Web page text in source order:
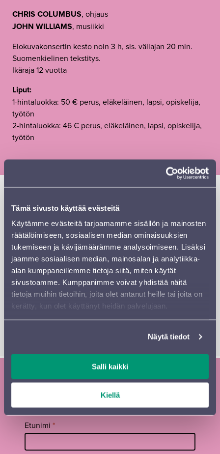
Tämä sivusto käyttää evästeitä
Käytämme evästeitä tarjoamamme sisällön ja mainosten
räätälöimiseen, sosiaalisen median ominaisuuksien
tukemiseen ja kävijämäärämme analysoimiseen. Lisäksi
jaamme sosiaalisen median, mainosalan ja analytiikka-
alan kumppaneillemme tietoja siitä, miten käytät
sivustoamme. Kumppanimme voivat yhdistää näitä
tietoja muihin tietoihin, joita olet antanut heille tai joita on
kerätty, kun olet käyttänyt heidän palvelujaan.
Näytä tiedot
Salli kaikki
Kiellä
CHRIS COLUMBUS, ohjaus
JOHN WILLIAMS, musiikki
Elokuvakonsertin kesto noin 3 h, sis. väliajan 20 min.
Suomenkielinen tekstitys.
Ikäraja 12 vuotta
Liput:
1-hintaluokka: 50 € perus, eläkeläinen, lapsi, opiskelija,
työtön
2-hintaluokka: 46 € perus, eläkeläinen, lapsi, opiskelija,
työtön
lumosi katsojat — nyt elokuva palaa valkokankaalle
Lahdenesittämän elävän musiikin kera. Koe elokuvan
unohtumattomat hetket Sibeliustalon isolta
valkokankaalta John Williamsin ikonisen musiikin
siivittämänä.
All characters and elements © & ™ Warner Bros.
Entertainment Inc. Publishing Rights © JKR.
Tilaa Sinfonia Lahden uutiskirje ja
kausiesite
Tilaa
uutiskirje
footer FI
Etunimi *